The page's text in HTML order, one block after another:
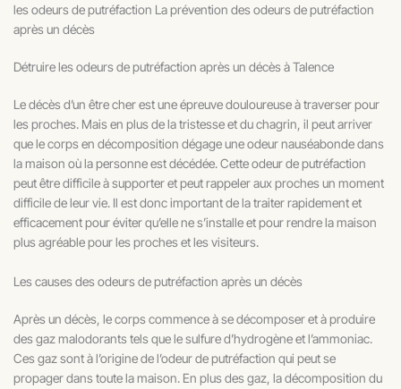
les odeurs de putréfaction La prévention des odeurs de putréfaction
après un décès
Détruire les odeurs de putréfaction après un décès à Talence
Le décès d’un être cher est une épreuve douloureuse à traverser pour
les proches. Mais en plus de la tristesse et du chagrin, il peut arriver
que le corps en décomposition dégage une odeur nauséabonde dans
la maison où la personne est décédée. Cette odeur de putréfaction
peut être difficile à supporter et peut rappeler aux proches un moment
difficile de leur vie. Il est donc important de la traiter rapidement et
efficacement pour éviter qu’elle ne s’installe et pour rendre la maison
plus agréable pour les proches et les visiteurs.
Les causes des odeurs de putréfaction après un décès
Après un décès, le corps commence à se décomposer et à produire
des gaz malodorants tels que le sulfure d’hydrogène et l’ammoniac.
Ces gaz sont à l’origine de l’odeur de putréfaction qui peut se
propager dans toute la maison. En plus des gaz, la décomposition du